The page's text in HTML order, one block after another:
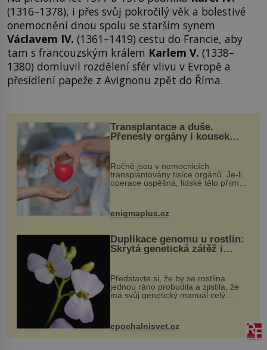
(1316–1378), i přes svůj pokročilý věk a bolestivé
onemocnění dnou spolu se starším synem
Václavem IV. (1361–1419) cestu do Francie, aby
tam s francouzským králem Karlem V. (1338–
1380) domluvil rozdělení sfér vlivu v Evropě a
přesídlení papeže z Avignonu zpět do Říma.
Transplantace a duše.
Přenesly orgány i kousek
Ročně jsou v nemocnicích
transplantovány tisíce orgánů. Je-li
operace úspěšná, lidské tělo přijme
enigmaplus.cz
Duplikace genomu u rostlin:
Skrytá genetická zátěž i
Představte si, že by se rostlina
jednou ráno probudila a zjistila, že
má svůj genetický manuál celý
vstupenka...
epochalnisvet.cz